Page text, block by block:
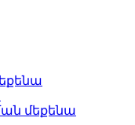
մեքենա